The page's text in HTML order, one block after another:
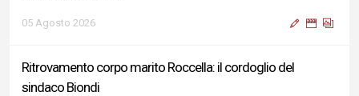
05 Agosto 2026
Ritrovamento corpo marito Roccella: il cordoglio del
sindaco Biondi